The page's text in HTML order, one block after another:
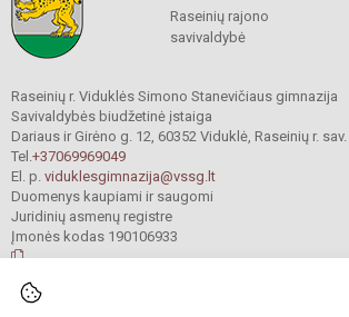
Raseinių rajono
savivaldybė
Raseinių r. Viduklės Simono Stanevičiaus gimnazija
Savivaldybės biudžetinė įstaiga
Dariaus ir Girėno g. 12, 60352 Viduklė, Raseinių r. sav.
Tel.+37069969049
El. p. viduklesgimnazija@vssg.lt
Duomenys kaupiami ir saugomi
Juridinių asmenų registre
Įmonės kodas 190106933